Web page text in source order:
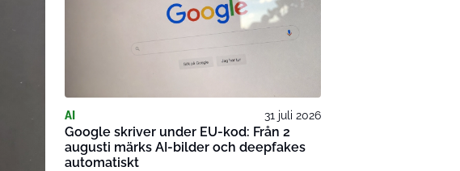
AI 31 juli 2026
Google skriver under EU-kod: Från 2
augusti märks AI-bilder och deepfakes
automatiskt